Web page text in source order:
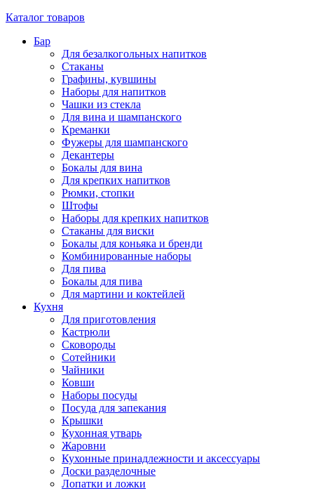
Каталог товаров
Бар
Для безалкогольных напитков
Стаканы
Графины, кувшины
Наборы для напитков
Чашки из стекла
Для вина и шампанского
Креманки
Фужеры для шампанского
Декантеры
Бокалы для вина
Для крепких напитков
Рюмки, стопки
Штофы
Наборы для крепких напитков
Стаканы для виски
Бокалы для коньяка и бренди
Комбинированные наборы
Для пива
Бокалы для пива
Для мартини и коктейлей
Кухня
Для приготовления
Кастрюли
Сковороды
Сотейники
Чайники
Ковши
Наборы посуды
Посуда для запекания
Крышки
Кухонная утварь
Жаровни
Кухонные принадлежности и аксессуары
Доски разделочные
Лопатки и ложки